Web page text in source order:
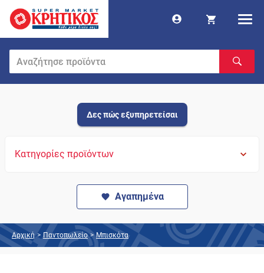
Δες πώς εξυπηρετείσαι
Κατηγορίες προϊόντων
Αγαπημένα
Αρχική > Παντοπωλείο > Μπισκότα